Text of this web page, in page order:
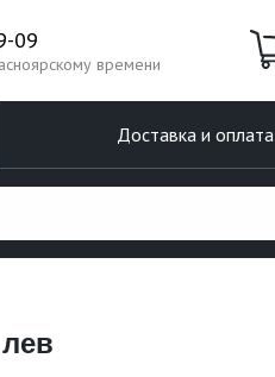
09
времени
Доставка и оплата